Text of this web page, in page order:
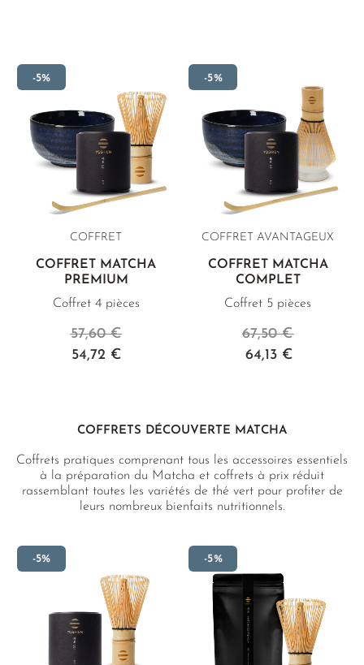
-5%
COFFRET
COFFRET MATCHA
PREMIUM
Coffret 4 pièces
54,72 €
57,60 €
-5%
COFFRET AVANTAGEUX
COFFRET MATCHA
COMPLET
Coffret 5 pièces
64,13 €
67,50 €
COFFRETS DÉCOUVERTE MATCHA
Coffrets pratiques comprenant tous les accessoires essentiels
à la préparation du Matcha et coffrets à prix réduit
rassemblant toutes les variétés de thé vert pour profiter de
leurs nombreux bienfaits nutritionnels.
-5% -5%